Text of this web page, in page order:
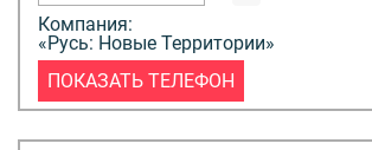
Компания:
«Русь: Новые Территории»
ПОКАЗАТЬ ТЕЛЕФОН